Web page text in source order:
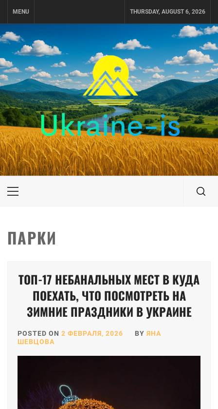
MENU THURSDAY, AUGUST 6, 2026
UKRAINE-IS
ПУТЕШЕСТВИЕ ПО УКРАИНЕ
Primary
ПАРКИ
ТОП-17 НЕБАНАЛЬНЫХ МЕСТ В КУДА
ПОЕХАТЬ, ЧТО ПОСМОТРЕТЬ НА
ЗИМНИЕ ПРАЗДНИКИ В УКРАИНЕ
POSTED ON 2 ФЕВРАЛЯ, 2026 BY ЯНА
ШЕВЦОВА
записей